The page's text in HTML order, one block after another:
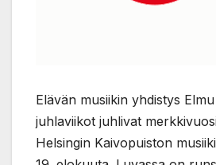
Elävän musiikin yhdistys
juhlaviikot juhlivat
Helsingin Kaivopuiston